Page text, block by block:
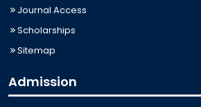
Journal Access
Scholarships
Sitemap
Admission